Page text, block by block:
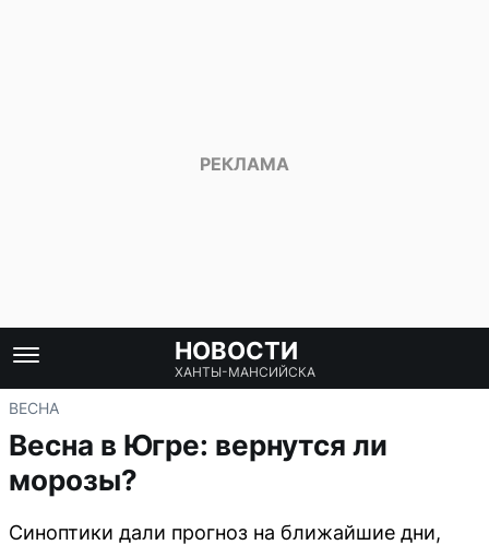
НОВОСТИ
ХАНТЫ-МАНСИЙСКА
ВЕСНА
Весна в Югре: вернутся ли
морозы?
Синоптики дали прогноз на ближайшие дни,